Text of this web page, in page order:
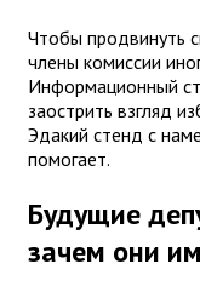
Чтобы продвинуть
члены комиссии
Информационный
заострить взгляд
Эдакий стенд с
помогает.
Будущие
зачем они